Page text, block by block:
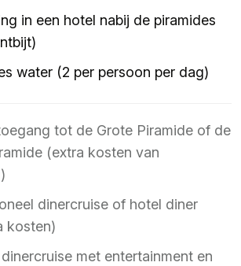
in een hotel nabij de piramides
water (2 per persoon per dag)
tot de Grote Piramide of de
(extra kosten van
dinercruise of hotel diner
kosten)
met entertainment en